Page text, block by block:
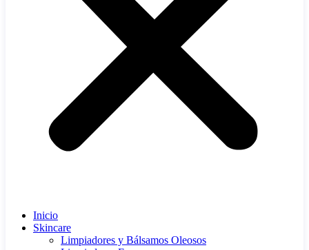
Inicio
Skincare
Limpiadores y Bálsamos Oleosos